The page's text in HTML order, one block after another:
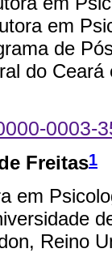
em
de
do
0003-
Freitas1
em
Reino